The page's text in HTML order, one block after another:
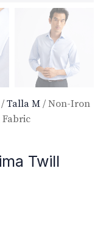
/ Talla M / Non-Iron
Fabric
Twill